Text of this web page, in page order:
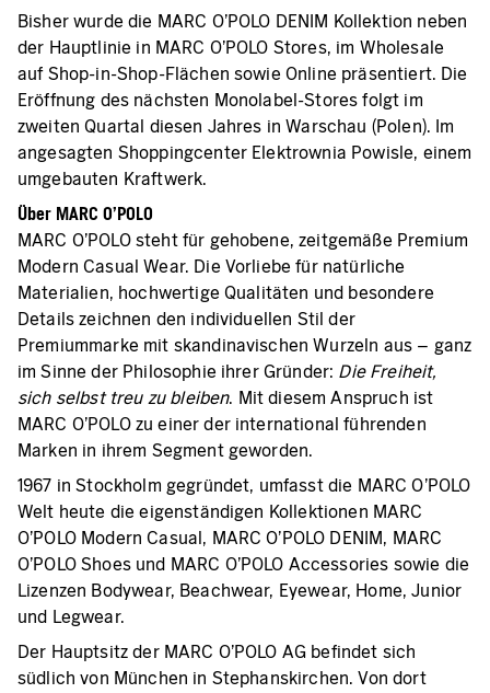
Bisher wurde die MARC O’POLO DENIM Kollektion neben
der Hauptlinie in MARC O’POLO Stores, im Wholesale
auf Shop-in-Shop-Flächen sowie Online präsentiert. Die
Eröffnung des nächsten Monolabel-Stores folgt im
zweiten Quartal diesen Jahres in Warschau (Polen). Im
angesagten Shoppingcenter Elektrownia Powisle, einem
umgebauten Kraftwerk.
Über MARC O’POLO
MARC O’POLO steht für gehobene, zeitgemäße Premium
Modern Casual Wear. Die Vorliebe für natürliche
Materialien, hochwertige Qualitäten und besondere
Details zeichnen den individuellen Stil der
Premiummarke mit skandinavischen Wurzeln aus – ganz
im Sinne der Philosophie ihrer Gründer: Die Freiheit,
sich selbst treu zu bleiben. Mit diesem Anspruch ist
MARC O’POLO zu einer der international führenden
Marken in ihrem Segment geworden.
1967 in Stockholm gegründet, umfasst die MARC O’POLO
Welt heute die eigenständigen Kollektionen MARC
O’POLO Modern Casual, MARC O’POLO DENIM, MARC
O’POLO Shoes und MARC O’POLO Accessories sowie die
Lizenzen Bodywear, Beachwear, Eyewear, Home, Junior
und Legwear.
Der Hauptsitz der MARC O’POLO AG befindet sich
südlich von München in Stephanskirchen. Von dort